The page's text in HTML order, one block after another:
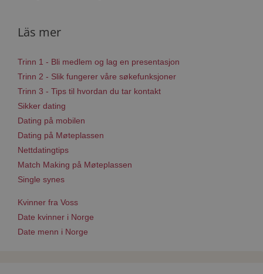
Läs mer
Trinn 1 - Bli medlem og lag en presentasjon
Trinn 2 - Slik fungerer våre søkefunksjoner
Trinn 3 - Tips til hvordan du tar kontakt
Sikker dating
Dating på mobilen
Dating på Møteplassen
Nettdatingtips
Match Making på Møteplassen
Single synes
Kvinner fra Voss
Date kvinner i Norge
Date menn i Norge